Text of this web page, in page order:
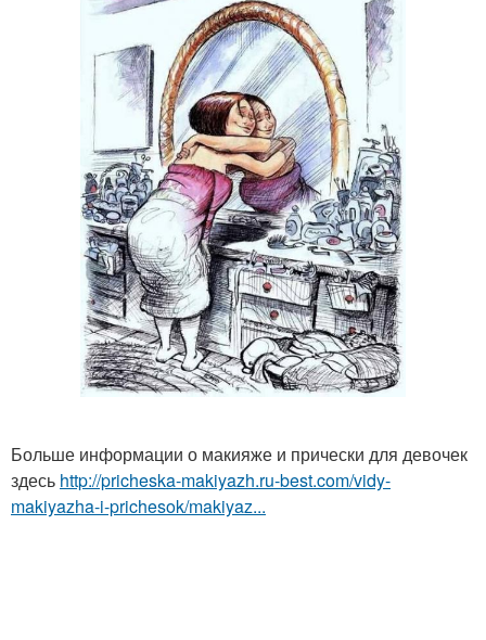
Больше информации о макияже и прически для девочек
здесь http://pricheska-makiyazh.ru-best.com/vidy-
makiyazha-i-prichesok/makiyaz...